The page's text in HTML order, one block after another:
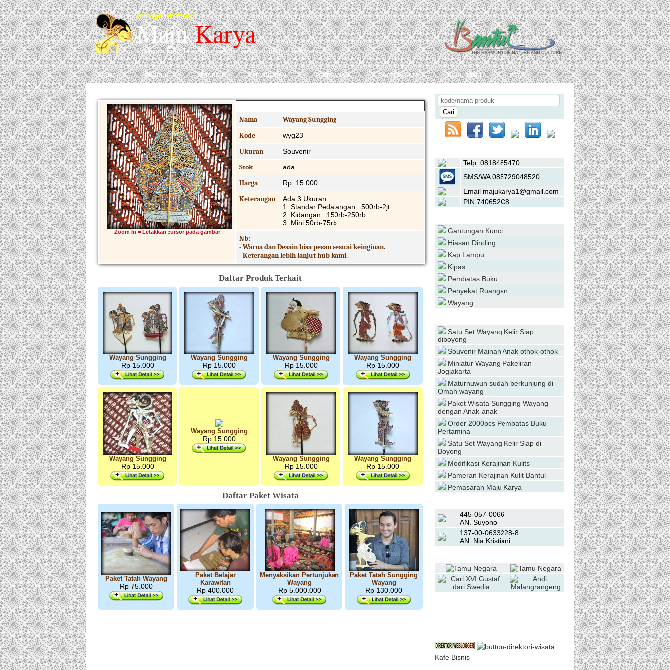
sanggar wayang
MajuKarya
Kerajinan Kulit Tatah Sungging dan Souvenir Pucung Wukirsari
home produk sejarah pembuatan pemesanan paket wisata buku tamu peta
Zoom In = Letakkan cursor pada gambar
Nama
Wayang Sungging
Kode
wyg23
Ukuran Souvenir
Stok ada
Harga Rp. 15.000
Keterangan
Ada 3 Ukuran:
1. Standar Pedalangan : 500rb-2jt
2. Kidangan : 150rb-250rb
3. Mini 50rb-75rb
Nb:
- Warna dan Desain bisa pesan sesuai keinginan.
- Keterangan lebih lanjut hub kami.
Daftar Produk Terkait
Wayang Sungging
Rp 15.000
Wayang Sungging
Rp 15.000
Wayang Sungging
Rp 15.000
Wayang Sungging
Rp 15.000
Wayang Sungging
Rp 15.000
Wayang Sungging
Rp 15.000
Wayang Sungging
Rp 15.000
Wayang Sungging
Rp 15.000
Daftar Paket Wisata
Paket Tatah Wayang
Rp 75.000
Paket Belajar
Karawitan
Rp 400.000
Menyaksikan Pertunjukan
Wayang
Rp 5.000.000
Paket Tatah Sungging
Wayang
Rp 130.000
Telp. 0818485470
SMS/WA 085729048520
Email majukarya1@gmail.com
PIN 740652C8
Gantungan Kunci
Hiasan Dinding
Kap Lampu
Kipas
Pembatas Buku
Penyekat Ruangan
Wayang
Satu Set Wayang Kelir Siap
diboyong
Souvenir Mainan Anak othok-othok
Miniatur Wayang Pakeliran
Jogjakarta
Maturnuwun sudah berkunjung di
Omah wayang
Paket Wisata Sungging Wayang
dengan Anak-anak
Order 2000pcs Pembatas Buku
Pertamina
Satu Set Wayang Kelir Siap di
Boyong
Modifikasi Kerajinan Kulits
Pameran Kerajinan Kulit Bantul
Pemasaran Maju Karya
445-057-0066
AN. Suyono
137-00-0633228-8
AN. Nia Kristiani
Kafe Bisnis